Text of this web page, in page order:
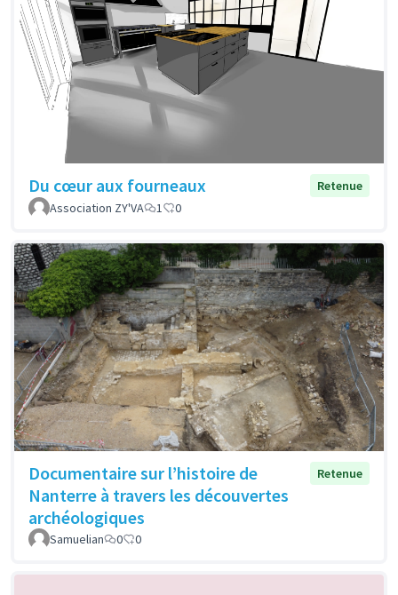
Du cœur aux fourneaux
Retenue
Association ZY'VA
1 0
Documentaire sur l’histoire de
Nanterre à travers les découvertes
archéologiques
Retenue
Samuelian 0 0